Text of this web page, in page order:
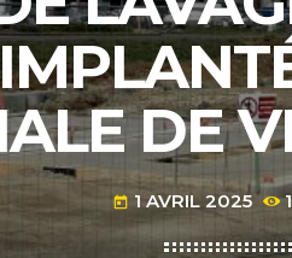
DE
today 1 AVRIL 2025